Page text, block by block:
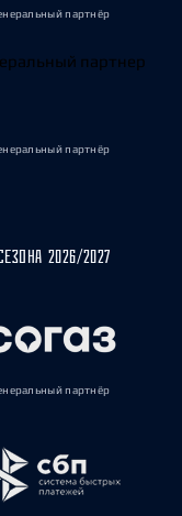
партнёр
партнёр
2026/2027
партнёр